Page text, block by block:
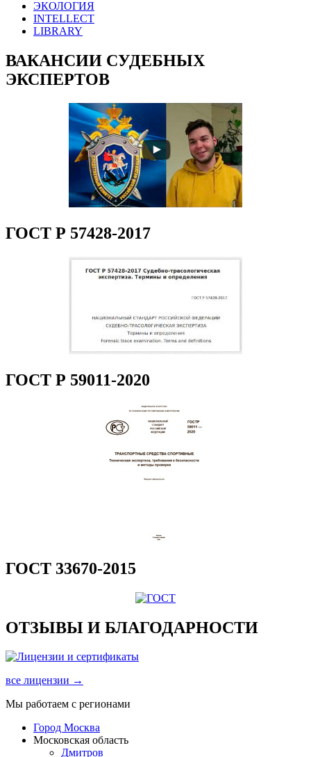
ЭКОЛОГИЯ
INTELLECT
LIBRARY
ВАКАНСИИ СУДЕБНЫХ
ЭКСПЕРТОВ
ГОСТ Р 57428-2017
ГОСТ Р 59011-2020
ГОСТ 33670-2015
ОТЗЫВЫ И БЛАГОДАРНОСТИ
все лицензии →
Мы работаем с регионами
Город Москва
Московская область
Дмитров